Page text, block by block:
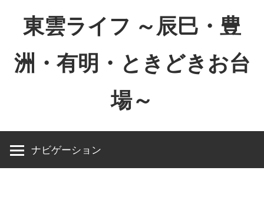
東雲ライフ ～辰巳・豊
洲・有明・ときどきお台
場～
ラ
ナビゲーション